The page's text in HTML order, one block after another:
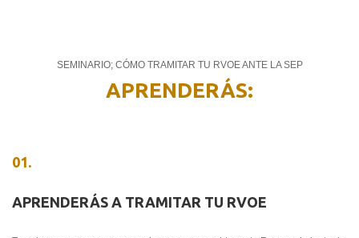
SEMINARIO; CÓMO TRAMITAR TU RVOE ANTE LA SEP
APRENDERÁS:
01.
APRENDERÁS A TRAMITAR TU RVOE